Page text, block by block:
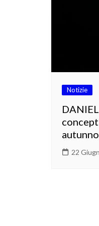
Notizie
concept
autunno
22